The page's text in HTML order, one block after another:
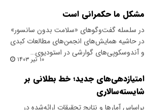
مشکل ما حکمرانی است
در سلسله گفت‌وگوهای «سلامت بدون سانسور»
در حاشیه همایش‌های انجمن‌های مطالعات کبدی
و آندوسکوپی‌های گوارشی در استودیوی…
۱۰ تیر ۱۴۰۳
امتیازدهی‌های جدید؛ خط بطلانی بر
شایسته‌سالاری
براساس آمار‌ها و نتایج تحقیقات ارائه‌شده در